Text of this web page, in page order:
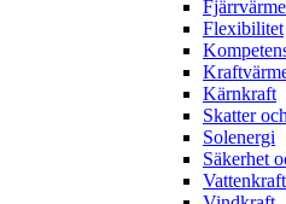
Flexibilitet
Kärnkraft
Skatter
Solenergi
Säkerhet
Vattenkraft